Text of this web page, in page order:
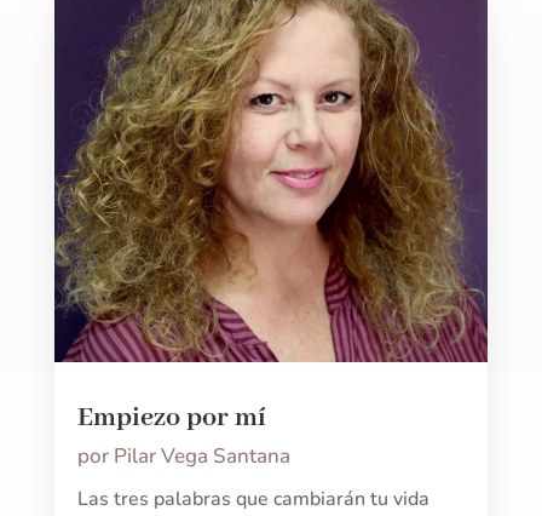
Empiezo por mí
por Pilar Vega Santana
Las tres palabras que cambiarán tu vida